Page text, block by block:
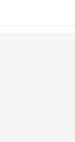
BIERZO SUCESOS